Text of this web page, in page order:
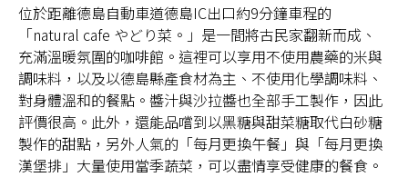
位於距離德島自動車道德島IC出口約9分鐘車程的
「natural cafe やどり菜。」是一間將古民家翻新而成、
充滿溫暖氛圍的咖啡館。這裡可以享用不使用農藥的米與
調味料，以及以德島縣產食材為主、不使用化學調味料、
對身體溫和的餐點。醬汁與沙拉醬也全部手工製作，因此
評價很高。此外，還能品嚐到以黑糖與甜菜糖取代白砂糖
製作的甜點，另外人氣的「每月更換午餐」與「每月更換
漢堡排」大量使用當季蔬菜，可以盡情享受健康的餐食。